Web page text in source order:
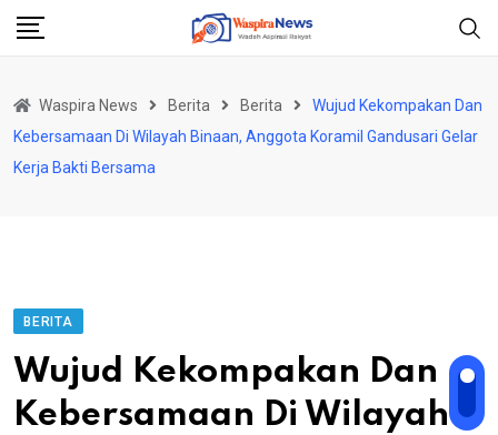
Skip
Waspira News Berita Berita
Wujud Kekompakan Dan
Kebersamaan Di Wilayah Binaan, Anggota Koramil Gandusari Gelar
Kerja Bakti Bersama
BERITA
Wujud Kekompakan Dan
Kebersamaan Di Wilayah